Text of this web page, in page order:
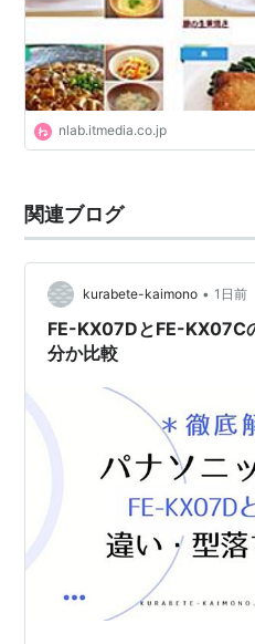
いる会社・団体もある。→
ぼ
nlab.itmedia.co.jp
関連ブログ
kurabete-kaimono • 1日前
FE-KX07DとFE-KX07C
分か比較